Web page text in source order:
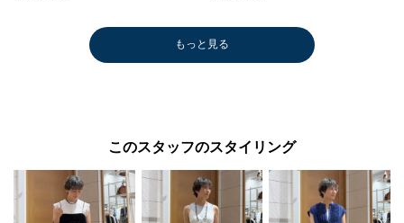
もっと見る
このスタッフのスタイリング